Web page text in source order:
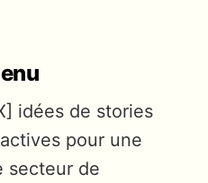
idées de stories
pour une
secteur de